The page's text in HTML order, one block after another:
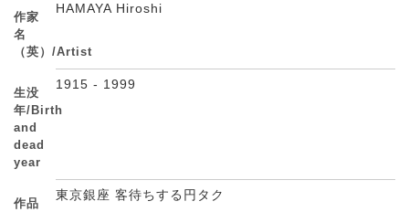
作家
名
（英）/Artist
HAMAYA Hiroshi
生没
年/Birth
and
dead
year
1915 - 1999
作品
東京銀座 客待ちする円タク